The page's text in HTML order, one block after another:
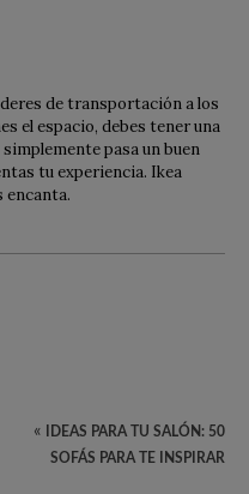
de transportación a los
el espacio, debes tener una
simplemente pasa un buen
tu experiencia. Ikea
encanta.
«
IDEAS PARA TU SALÓN: 50
SOFÁS PARA TE INSPIRAR